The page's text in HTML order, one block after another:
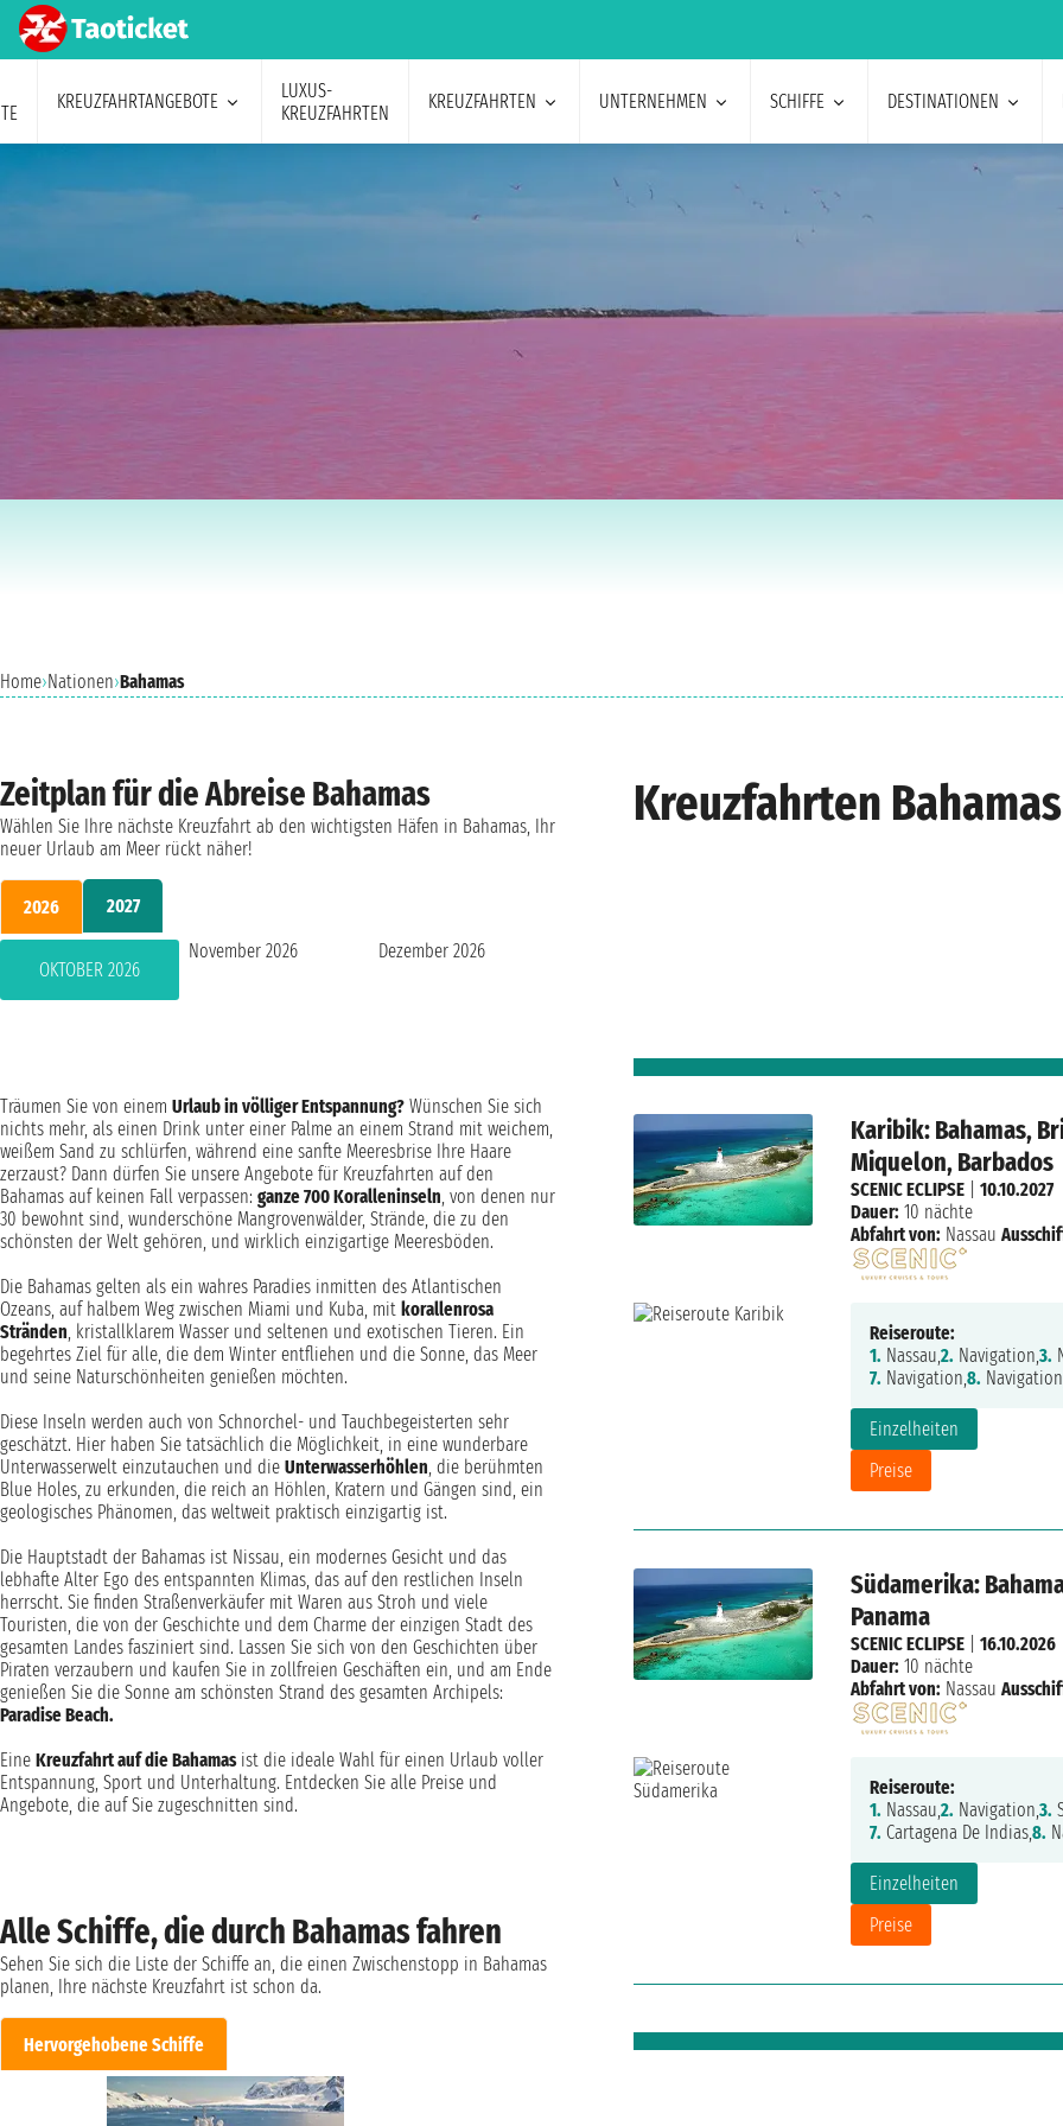
KREUZFAHRTANGEBOTE
LUXUS-
KREUZFAHRTEN
KREUZFAHRTEN UNTERNEHMEN SCHIFFE DESTINATIONEN
Home›Nationen›Bahamas
Kreuzfahrten Bahamas
Karibik: Bahamas,
Miquelon, Barbados
Einzelheiten
Preise
SCENIC ECLIPSE |10.10.2027
Dauer: 10 nächte
Abfahrt von: Nassau
Reiseroute:
1. Nassau,2. Navigation,3.
7. Navigation,8.
Südamerika:
Panama
Einzelheiten
Preise
SCENIC ECLIPSE |16.10.2026
Dauer: 10 nächte
Abfahrt von: Nassau
Reiseroute:
1. Nassau,2. Navigation,3.
7. Cartagena De Indias,8.
Zeitplan für die Abreise Bahamas
Wählen Sie Ihre nächste Kreuzfahrt ab den wichtigsten Häfen in Bahamas, Ihr
neuer Urlaub am Meer rückt näher!
2026 2027
OKTOBER 2026
November 2026 Dezember 2026
Träumen Sie von einem Urlaub in völliger Entspannung? Wünschen Sie sich
nichts mehr, als einen Drink unter einer Palme an einem Strand mit weichem,
weißem Sand zu schlürfen, während eine sanfte Meeresbrise Ihre Haare
zerzaust? Dann dürfen Sie unsere Angebote für Kreuzfahrten auf den
Bahamas auf keinen Fall verpassen: ganze 700 Koralleninseln , von denen nur
30 bewohnt sind, wunderschöne Mangrovenwälder, Strände, die zu den
schönsten der Welt gehören, und wirklich einzigartige Meeresböden.
Die Bahamas gelten als ein wahres Paradies inmitten des Atlantischen
Ozeans, auf halbem Weg zwischen Miami und Kuba, mit korallenrosa
Stränden , kristallklarem Wasser und seltenen und exotischen Tieren. Ein
begehrtes Ziel für alle, die dem Winter entfliehen und die Sonne, das Meer
und seine Naturschönheiten genießen möchten.
Diese Inseln werden auch von Schnorchel- und Tauchbegeisterten sehr
geschätzt. Hier haben Sie tatsächlich die Möglichkeit, in eine wunderbare
Unterwasserwelt einzutauchen und die Unterwasserhöhlen , die berühmten
Blue Holes, zu erkunden, die reich an Höhlen, Kratern und Gängen sind, ein
geologisches Phänomen, das weltweit praktisch einzigartig ist.
Die Hauptstadt der Bahamas ist Nissau, ein modernes Gesicht und das
lebhafte Alter Ego des entspannten Klimas, das auf den restlichen Inseln
herrscht. Sie finden Straßenverkäufer mit Waren aus Stroh und viele
Touristen, die von der Geschichte und dem Charme der einzigen Stadt des
gesamten Landes fasziniert sind. Lassen Sie sich von den Geschichten über
Piraten verzaubern und kaufen Sie in zollfreien Geschäften ein, und am Ende
genießen Sie die Sonne am schönsten Strand des gesamten Archipels:
Paradise Beach.
Eine Kreuzfahrt auf die Bahamasist die ideale Wahl für einen Urlaub voller
Entspannung, Sport und Unterhaltung. Entdecken Sie alle Preise und
Angebote, die auf Sie zugeschnitten sind.
Alle Schiffe, die durch Bahamas fahren
Sehen Sie sich die Liste der Schiffe an, die einen Zwischenstopp in Bahamas
planen, Ihre nächste Kreuzfahrt ist schon da.
Hervorgehobene Schiffe